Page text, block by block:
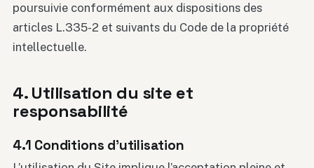
poursuivie conformément aux dispositions des
articles L.335-2 et suivants du Code de la propriété
intellectuelle.
4. Utilisation du site et
responsabilité
4.1 Conditions d’utilisation